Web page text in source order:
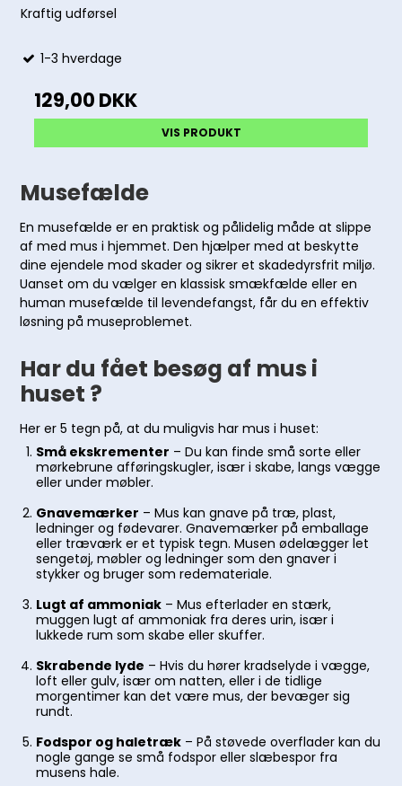
Kraftig udførsel
1-3 hverdage
129,00 DKK
VIS PRODUKT
Musefælde
En musefælde er en praktisk og pålidelig måde at slippe
af med mus i hjemmet. Den hjælper med at beskytte
dine ejendele mod skader og sikrer et skadedyrsfrit miljø.
Uanset om du vælger en klassisk smækfælde eller en
human musefælde til levendefangst, får du en effektiv
løsning på museproblemet.
Har du fået besøg af mus i
huset ?
Her er 5 tegn på, at du muligvis har mus i huset:
Små ekskrementer – Du kan finde små sorte eller
mørkebrune afføringskugler, især i skabe, langs vægge
eller under møbler.
Gnavemærker – Mus kan gnave på træ, plast,
ledninger og fødevarer. Gnavemærker på emballage
eller træværk er et typisk tegn. Musen ødelægger let
sengetøj, møbler og ledninger som den gnaver i
stykker og bruger som redemateriale.
Lugt af ammoniak– Mus efterlader en stærk,
muggen lugt af ammoniak fra deres urin, især i
lukkede rum som skabe eller skuffer.
Skrabende lyde – Hvis du hører kradselyde i vægge,
loft eller gulv, især om natten, eller i de tidlige
morgentimer kan det være mus, der bevæger sig
rundt.
Fodspor og haletræk– På støvede overflader kan du
nogle gange se små fodspor eller slæbespor fra
musens hale.